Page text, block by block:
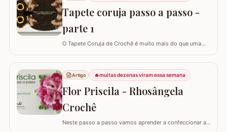
Tapete coruja passo a passo -
parte 1
O Tapete Coruja de Crochê é muito mais do que uma
sabedoria com a delicadeza do feito à mão. Embora a
coruja real consiga girar o pescoço em 270°, a nossa
versão em crochê é ainda mais versátil: podemos criá-
la em todas as cores e estilos,…
Artigo 🔥muitas dezenas viram essa semana
Flor Priscila - Rhosângela
Crochê
Neste passo a passo vamos aprender a confeccionar a